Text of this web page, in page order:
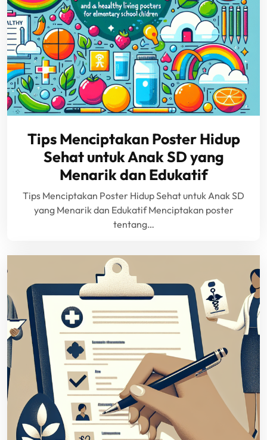
Tips Menciptakan Poster Hidup
Sehat untuk Anak SD yang
Menarik dan Edukatif
Tips Menciptakan Poster Hidup Sehat untuk Anak SD
yang Menarik dan Edukatif Menciptakan poster
tentang…